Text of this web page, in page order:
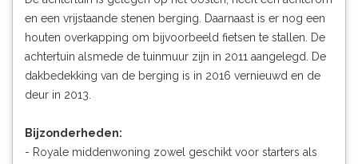
en een vrijstaande stenen berging. Daarnaast is er nog een
houten overkapping om bijvoorbeeld fietsen te stallen. De
achtertuin alsmede de tuinmuur zijn in 2011 aangelegd. De
dakbedekking van de berging is in 2016 vernieuwd en de
deur in 2013.
Bijzonderheden:
- Royale middenwoning zowel geschikt voor starters als